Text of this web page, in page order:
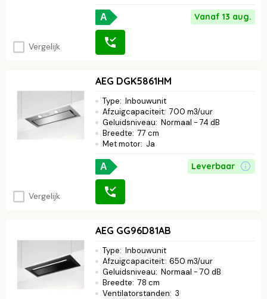
Vergelijk
A Vanaf 13 aug.
Vergelijk
AEG DGK5861HM
Type: Inbouwunit
Afzuigcapaciteit: 700 m3/uur
Geluidsniveau: Normaal - 74 dB
Breedte: 77 cm
Met motor: Ja
A Leverbaar
AEG GG96D81AB
Type: Inbouwunit
Afzuigcapaciteit: 650 m3/uur
Geluidsniveau: Normaal - 70 dB
Breedte: 78 cm
Ventilatorstanden: 3